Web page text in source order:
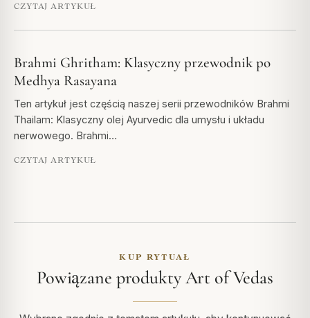
CZYTAJ ARTYKUŁ
Brahmi Ghritham: Klasyczny przewodnik po
Medhya Rasayana
Ten artykuł jest częścią naszej serii przewodników Brahmi
Thailam: Klasyczny olej Ayurvedic dla umysłu i układu
nerwowego. Brahmi…
CZYTAJ ARTYKUŁ
KUP RYTUAŁ
Powiązane produkty Art of Vedas